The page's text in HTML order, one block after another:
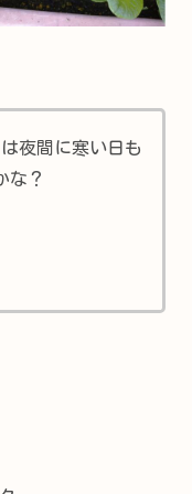
夜間に寒い日も
な？